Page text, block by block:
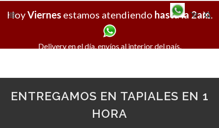
X
HoyViernesestamos atendiendo hasta la 2am.
Delivery en el día, envíos al interior del país.
ENTREGAMOS EN TAPIALES EN 1
HORA